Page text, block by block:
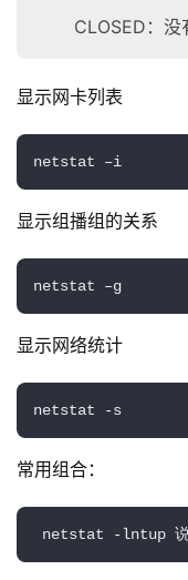
CLOSED：
显示网卡列表
netstat –i
显示组播组的关系
netstat –g
显示网络统计
netstat -s
常用组合：
netstat -lntup